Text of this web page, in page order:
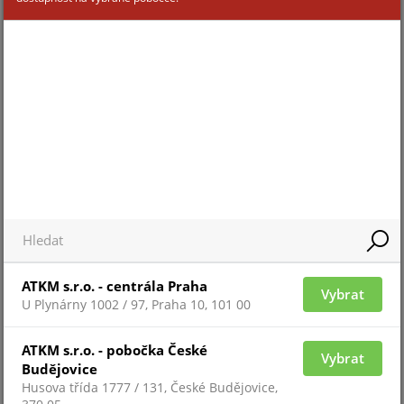
/ ocBridge Plus).
Pokud si přejete
zobrazit obsah je
potřeba vyjádřit
souhlas.
Nastavení cookies
ATKM s.r.o. - centrála Praha
U Plynárny 1002 / 97, Praha 10, 101 00
Vybrat
ATKM s.r.o. - pobočka České
Budějovice
Husova třída 1777 / 131, České Budějovice,
Vybrat